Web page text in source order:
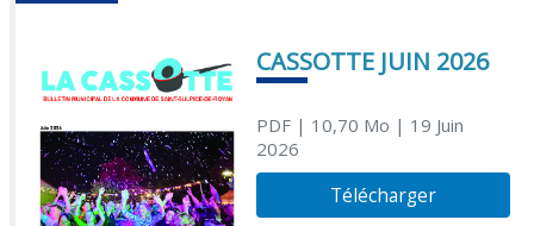
CASSOTTE JUIN 2026
PDF| 10,70 Mo | 19 Juin
2026
Télécharger